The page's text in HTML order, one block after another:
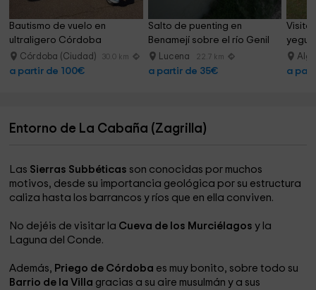
Bautismo de vuelo en
ultraligero Córdoba
30minutos
Córdoba (Ciudad) 30.0 km
a partir de 100€
Salto de puenting en
Benamejí sobre el río Genil
Lucena 22.7 km
a partir de 35€
Visita
a
Entorno de La Cabaña (Zagrilla)
Las Sierras Subbéticas son conocidas por muchos
motivos, desde su importancia geológica por su estructura
caliza hasta los barrancos y ríos que en ella conviven.
No dejéis de visitar la Cueva de los Murciélagos y la
Laguna del Conde.
Además, Priego de Córdoba es muy bonito, sobre todo su
Barrio de la Villa gracias a su aire musulmán y a sus